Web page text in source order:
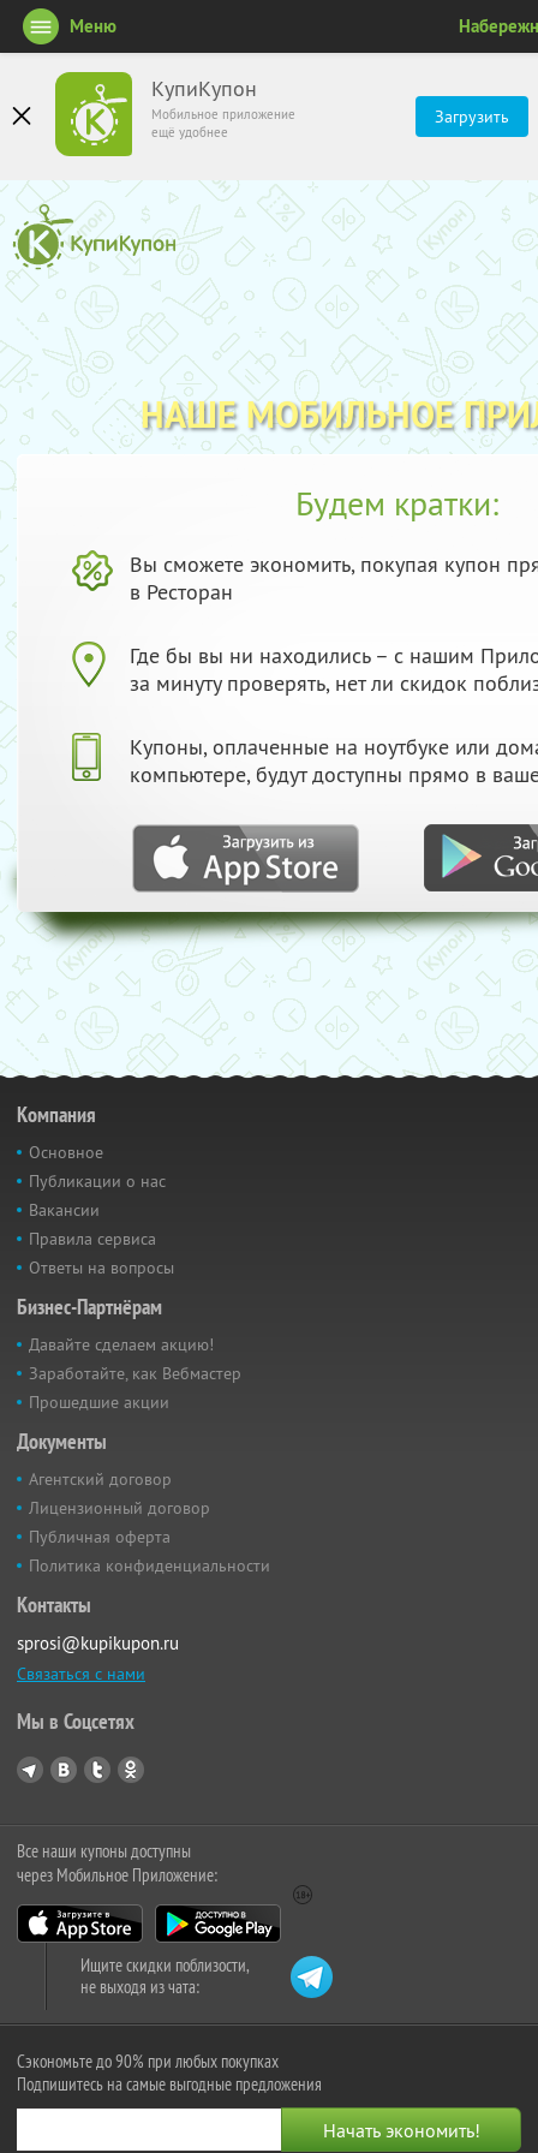
КупиКупон
Мобильное приложение
ещё удобнее
Загрузить
Меню
НАШЕ МОБИЛЬНОЕ
Будем кратки:
Вы сможете экономить, покупая купон
в Ресторан
Где бы вы ни находились – с нашим
за минуту проверять, нет ли скидок
Купоны, оплаченные на ноутбуке или
компьютере, будут доступны прямо в
Компания
Основное
Публикации о нас
Вакансии
Правила сервиса
Ответы на вопросы
Бизнес-Партнёрам
Давайте сделаем акцию!
Заработайте, как Вебмастер
Прошедшие акции
Документы
Агентский договор
Лицензионный договор
Публичная оферта
Политика конфиденциальности
Контакты
sprosi@kupikupon.ru
Связаться с нами
Мы в Соцсетях
Все наши купоны доступны
через Мобильное Приложение:
Ищите скидки поблизости,
не выходя из чата:
Сэкономьте до 90% при любых покупках
Подпишитесь на самые выгодные предложения